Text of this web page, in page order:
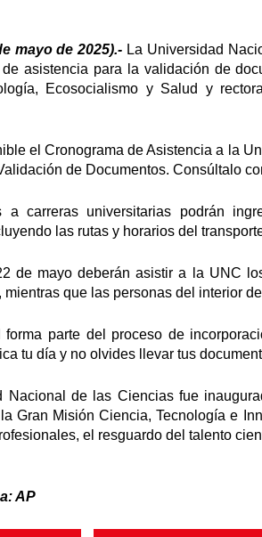
mayo de 2025).- La Universidad
asistencia para la validación de
Ecosocialismo y Salud y
el Cronograma de Asistencia a la
de Documentos. Consúltalo
a carreras universitarias podrán
las rutas y horarios del
de mayo deberán asistir a la UNC
mientras que las personas del interior
forma parte del proceso de
tu día y no olvides llevar tus
Nacional de las Ciencias fue
Gran Misión Ciencia, Tecnología e
el resguardo del talento
AP